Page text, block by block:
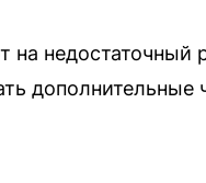
на недостаточный
дополнительные